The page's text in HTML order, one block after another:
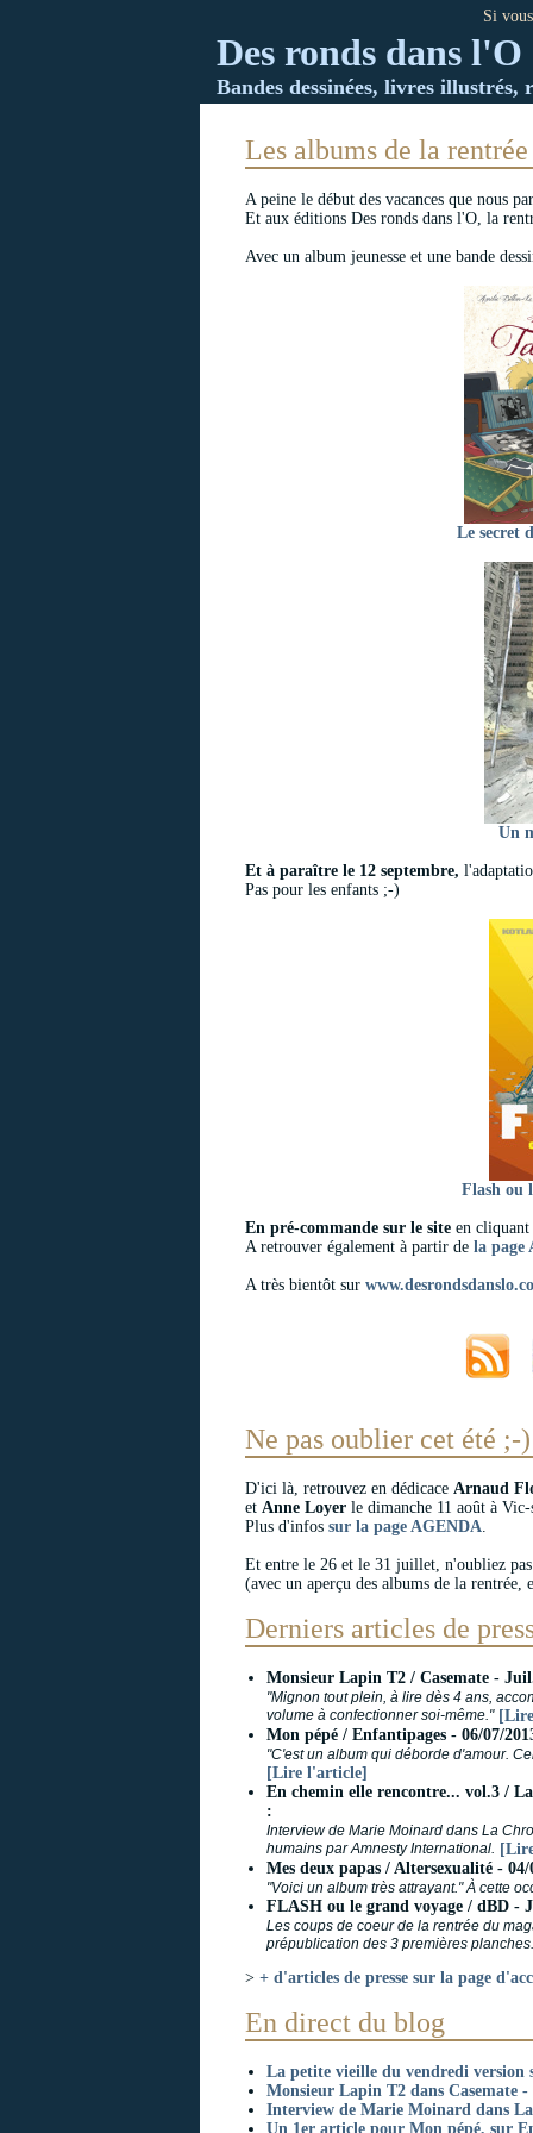
Si
Des ronds dans
Bandes dessinées, livres illustrés,
Les albums de la rentrée
A peine le début des vacances que nous
Et aux éditions Des ronds dans l'O, la
Avec un album jeunesse et une bande
Le secret
Un
Et à paraître le 12 septembre,
Pas pour les enfants ;-)
Flash ou
En pré-commande sur le site en
A retrouver également à partir de la page
A très bientôt sur
Ne pas oublier cet été ;-)
D'ici là, retrouvez en dédicace Arnaud
et Anne Loyer le dimanche 11 août à
Plus d'infos sur la page AGENDA.
Et entre le 26 et le 31 juillet, n'oubliez
(avec un aperçu des albums de la rentrée,
Derniers articles de
Monsieur Lapin T2 / Casemate -
"Mignon tout plein, à lire dès 4 ans,
volume à confectionner soi-même."
Mon pépé / Enfantipages - 06/07/
"C'est un album qui déborde d'amour.
[Lire l'article]
En chemin elle rencontre... vol.3 /
:
Interview de Marie Moinard dans La
humains par Amnesty International.
Mes deux papas / Altersexualité - 04/
"Voici un album très attrayant." À cette
FLASH ou le grand voyage / dBD -
Les coups de coeur de la rentrée du
prépublication des 3 premières planches.
> + d'articles de presse sur la page
En direct du blog
La petite vieille du vendredi version
Monsieur Lapin T2 dans Casemate -
Interview de Marie Moinard dans
Un 1er article pour Mon pépé, sur